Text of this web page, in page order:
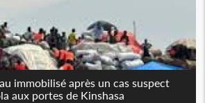
immobilisé après un cas suspect
aux portes de Kinshasa